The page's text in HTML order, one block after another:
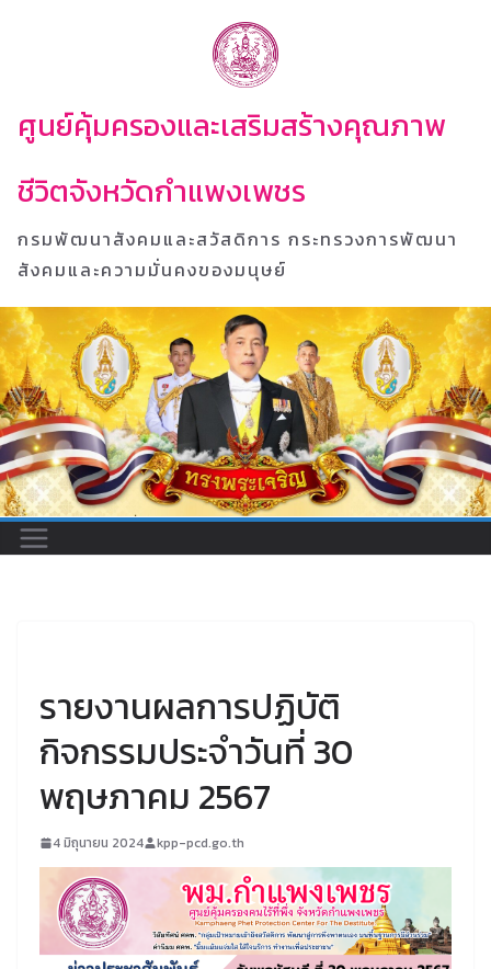
ศูนย์คุ้มครองและเสริมสร้างคุณภาพ
ชีวิตจังหวัดกำแพงเพชร
กรมพัฒนาสังคมและสวัสดิการ กระทรวงการพัฒนา
สังคมและความมั่นคงของมนุษย์
รายงานผลการปฏิบัติ
กิจกรรมประจำวันที่ 30
พฤษภาคม 2567
4 มิถุนายน 2024 kpp-pcd.go.th